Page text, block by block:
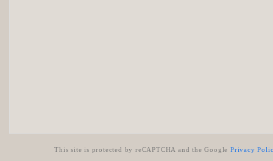
This site is protected by reCAPTCHA and the GooglePrivacy